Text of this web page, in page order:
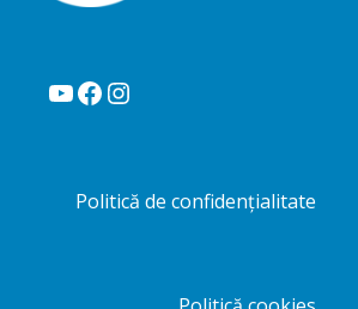
YouTube Facebook Instagram
Politică de confidențialitate